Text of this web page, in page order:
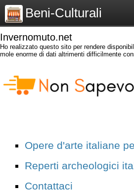
Beni-Culturali
Invernomuto.net
Ho realizzato questo sito per rendere
mole enorme di dati altrimenti difficilmente
Opere d'arte italiane
Reperti archeologici
Contattaci